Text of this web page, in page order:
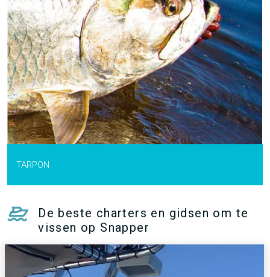
TARPON
De beste charters en gidsen om te
vissen op Snapper